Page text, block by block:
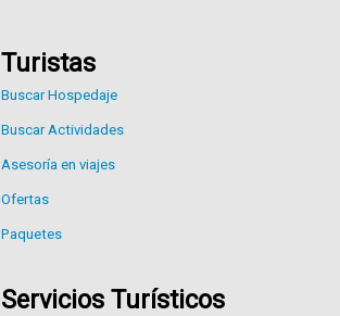
Turistas
Buscar Hospedaje
Buscar Actividades
Asesoría en viajes
Ofertas
Paquetes
Servicios Turísticos